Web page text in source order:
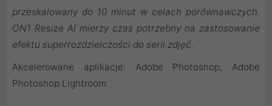
przeskalowany do 10 minut w celach porównawczych.
ON1 Resize AI mierzy czas potrzebny na zastosowanie
efektu superrozdzielczości do serii zdjęć.
Akcelerowane aplikacje: Adobe Photoshop, Adobe
Photoshop Lightroom